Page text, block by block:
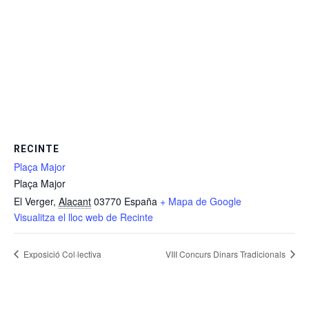
RECINTE
Plaça Major
Plaça Major
El Verger, Alacant 03770 España + Mapa de Google
Visualitza el lloc web de Recinte
Exposició Col·lectiva VIII Concurs Dinars Tradicionals